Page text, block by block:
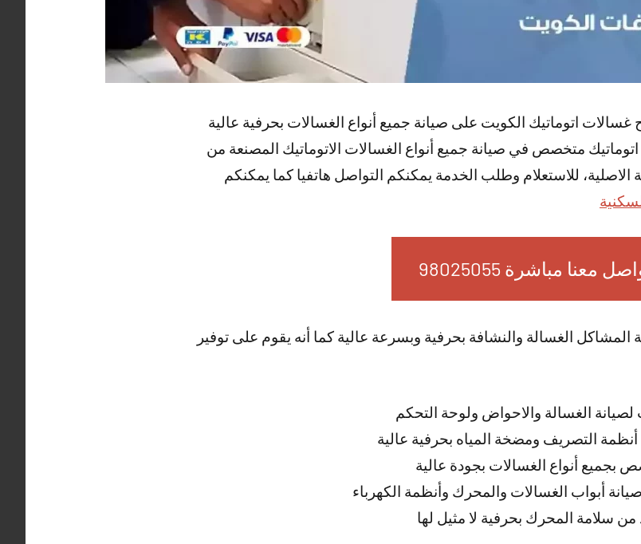
اتوماتيك الكويت على صيانة جميع أنواع الغسالات بحرفية عالية
متخصص في صيانة جميع أنواع الغسالات الاتوماتيك المصنعة من
للاستعلام وطلب الخدمة يمكنكم التواصل هاتفيا كما يمكنكم
معنا مباشرة 98025055
المشاكل الغسالة والنشافة بحرفية وبسرعة عالية كما أنه يقوم على توفير
الغسالة والاحواض ولوحة التحكم
التصريف ومضخة المياه بحرفية عالية
أنواع الغسالات بجودة عالية
أبواب الغسالات والمحرك وأنظمة الكهرباء
سلامة المحرك بحرفية لا مثيل لها